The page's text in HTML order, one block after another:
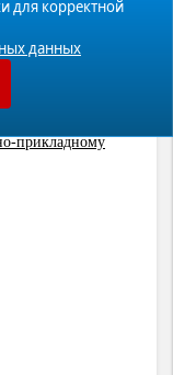
прикладному
для корректной
данных